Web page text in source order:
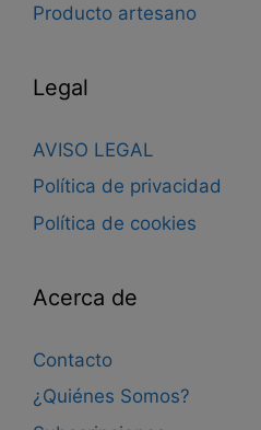
Producto artesano
Legal
AVISO LEGAL
Política de privacidad
Política de cookies
Acerca de
Contacto
¿Quiénes Somos?